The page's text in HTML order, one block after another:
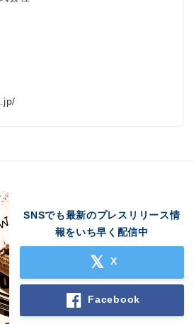
SNSでも最新のプレスリリース情
報をいち早く配信中
X
Facebook